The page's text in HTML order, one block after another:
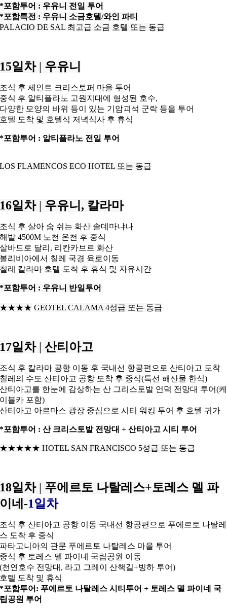
*포함투어 : 우유니 전일 투어
*포함특전 : 우유니 소금호텔/와인 파티
PALACIO DE SAL 최고급 소금 호텔 또는 동급
15일차 | 우유니
조식 후 세인트 크리스토퍼 마을 투어
중식 후 알티플라노 고원지대에 형성된 호수,
다양한 모양의 바위 등이 있는 기암괴석 군락 등을 투어
호텔 도착 및 호텔식 저녁식사 후 휴식
*포함투어 : 알티플라노 전일 투어
LOS FLAMENCOS ECO HOTEL 또는 동급
16일차 | 우유니, 칼라마
조식 후 살아 숨 쉬는 화산 솔데마냐나
해발 4500M 노천 온천 후 중식
살바드로 달리, 리칸카브르 화산
볼리비아에서 칠레 국경 육로이동
칠레 칼라마 호텔 도착 후 휴식 및 자유시간
*포함투어 : 우유니 반일투어
★★★★ GEOTEL CALAMA 4성급 또는 동급
17일차 | 산티아고
조식 후 칼라마 공항 이동 후 국내선 항공편으로 산티아고 도착
칠레의 수도 산티아고 공항 도착 후 중식(특선 해산물 한식)
산티아고를 한눈에 감상하는 산 그리스토발 언덕 전망대 투어(케
이블카 포함)
산티아고 아르마스 광장 중심으로 시티 워킹 투어 후 호텔 귀가
*포함투어 : 산 크리스토발 전망대 + 산티아고 시티 투어
★★★★★ HOTEL SAN FRANCISCO 5성급 또는 동급
18일차 | 푸에르토 나탈레스+토레스 델 파
이네-1일차
조식 후 산티아고 공항 이동 국내선 항공편으로 푸에르토 나탈레
스 도착 후 중식
파타고니아의 관문 푸에르토 나탈레스 마을 투어
중식 후 토레스 델 파이네 국립공원 이동
(천연호수 전망대, 라고 그레이 산책길+빙하 투어)
호텔 도착 및 휴식
*포함투어: 푸에르토 나탈레스 시티투어 + 토레스 델 파이네 국
립공원 투어